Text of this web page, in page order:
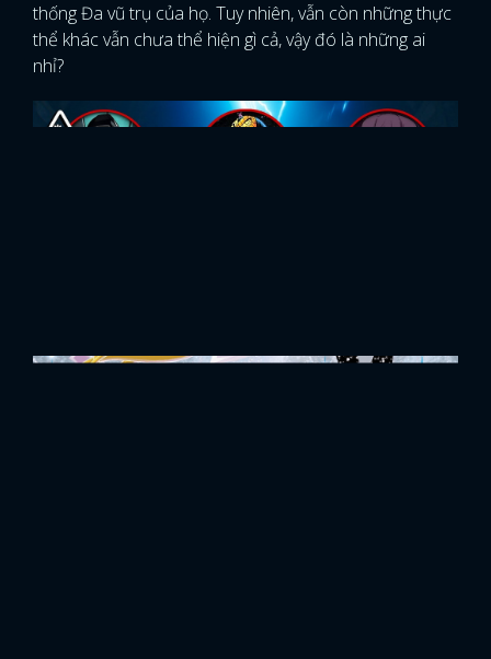
thống Đa vũ trụ của họ. Tuy nhiên, vẫn còn những thực
thể khác vẫn chưa thể hiện gì cả, vậy đó là những ai
nhỉ?